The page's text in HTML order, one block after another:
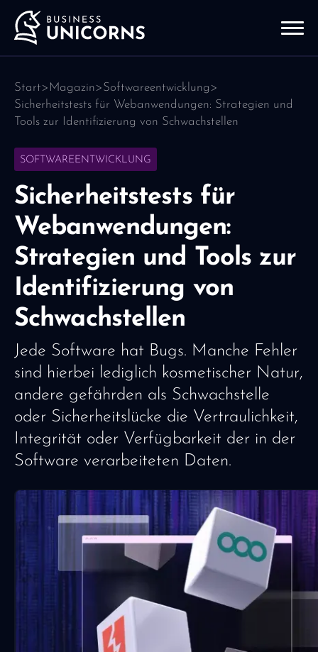
Start> Magazin>Softwareentwicklung >
Sicherheitstests für Webanwendungen: Strategien und
Tools zur Identifizierung von Schwachstellen
SOFTWAREENTWICKLUNG
Sicherheitstests für
Webanwendungen:
Strategien und Tools zur
Identifizierung von
Schwachstellen
Jede Software hat Bugs. Manche Fehler
sind hierbei lediglich kosmetischer Natur,
andere gefährden als Schwachstelle
oder Sicherheitslücke die Vertraulichkeit,
Integrität oder Verfügbarkeit der in der
Software verarbeiteten Daten.